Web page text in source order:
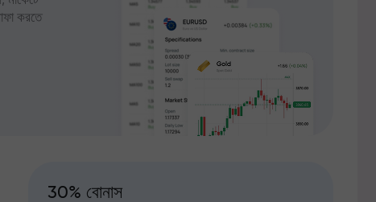
করতে
30% বোনাস